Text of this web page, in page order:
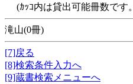
(ｶｯｺ内は貸出可能冊数です
滝山(0冊)
[7]戻る
[8]検索条件入力へ
[9]蔵書検索メニューへ